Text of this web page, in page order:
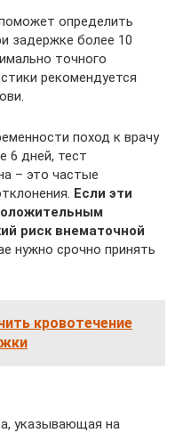
определить
задержке более 10
точного
рекомендуется
поход к врачу
6 дней, тест
– это частые
Если эти
риск внематочной
нужно срочно принять
кровотечение
указывающая на